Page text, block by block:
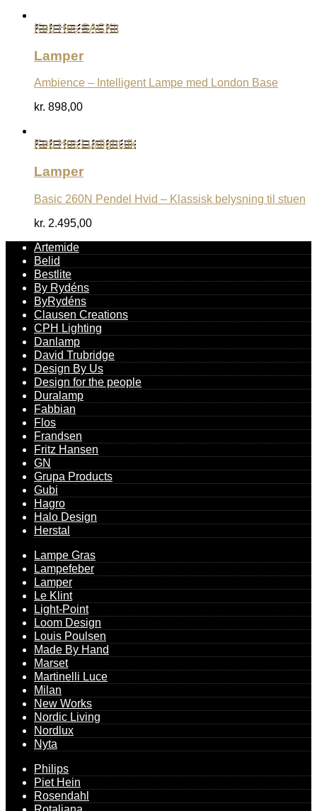
Køb Hos SACKit
Lamper
Ambience – Intelligent Lampe med London Base
kr. 898,00
Køb Hos Luxlight.dk
Lamper
Basic 260N Pendel Hvid – Klassisk belysning til stuen
kr. 2.495,00
Artemide
Belid
Bestlite
By Rydéns
ByRydéns
Clausen Creations
CPH Lighting
Danlamp
David Trubridge
Design By Us
Design for the people
Duralamp
Fabbian
Flos
Frandsen
Fritz Hansen
GN
Grupa Products
Gubi
Hagro
Halo Design
Herstal
Lampe Gras
Lampefeber
Lamper
Le Klint
Light-Point
Loom Design
Louis Poulsen
Made By Hand
Marset
Martinelli Luce
Milan
New Works
Nordic Living
Nordlux
Nyta
Philips
Piet Hein
Rosendahl